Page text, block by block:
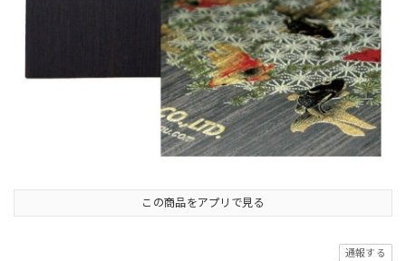
この商品をアプリで見る
通報する